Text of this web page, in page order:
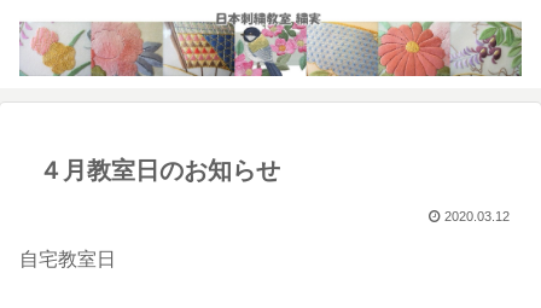
４月教室日のお知らせ
2020.03.12
自宅教室日